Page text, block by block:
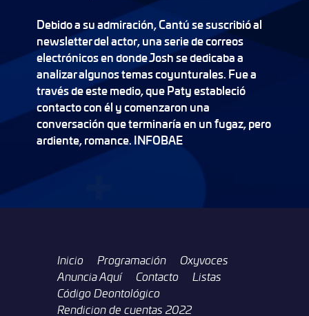
Debido a su admiración, Cantú se suscribió al
newsletter del actor, una serie de correos
electrónicos en donde Josh se dedicaba a
analizar algunos temas coyunturales. Fue a
través de este medio, que Paty estableció
contacto con él y comenzaron una
conversación que terminaría en un fugaz, pero
ardiente, romance. INFOBAE
Inicio Programación
Oxyvoces
Anuncia Aquí
Contacto
Listas
Código Deontológico
Rendicion de cuentas 2022